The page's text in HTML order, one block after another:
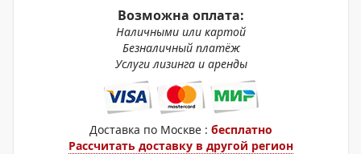
Возможна оплата:
Наличными или картой
Безналичный платёж
Услуги лизинга и аренды
Доставка по Москве : бесплатно
Рассчитать доставку в другой регион